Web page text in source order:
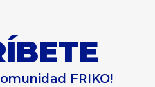
FRIKO!